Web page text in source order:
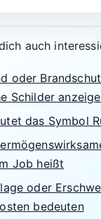
auch
oder
Schilder
das Symbol
Job heißt
oder
bedeuten